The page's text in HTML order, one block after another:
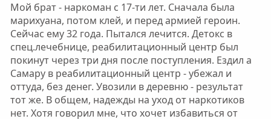
ы
л
а
Мой брат - наркоман с 17-ти лет. Сначала была
марихуана, потом клей, и перед армией героин.
Сейчас ему 32 года. Пытался лечится. Детокс в
спец.лечебнице, реабилитационный центр был
покинут через три дня после поступления. Ездил а
Самару в реабилитационный центр - убежал и
оттуда, без денег. Увозили в деревню - результат
тот же. В общем, надежды на уход от наркотиков
нет. Хотя говорил мне, что хочет избавиться от